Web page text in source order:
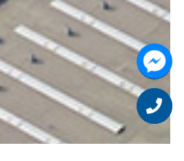
Chcesz
zostać
naszym